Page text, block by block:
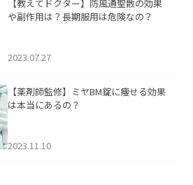
【教えてドクター】防風通聖散の効果
や副作用は？長期服用は危険なの？
2023.07.27
【薬剤師監修】ミヤBM錠に痩せる効果
は本当にあるの？
2023.11.10